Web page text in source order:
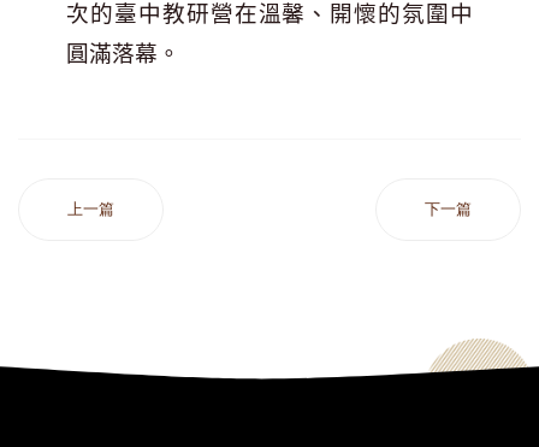
次的臺中教研營在溫馨、開懷的氛圍中
圓滿落幕。
上一篇 下一篇